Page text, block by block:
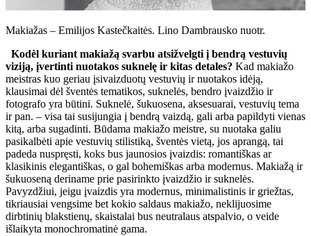
Makiažas – Emilijos Kastečkaitės. Lino Dambrausko nuotr.
Kodėl kuriant makiažą svarbu atsižvelgti į bendrą vestuvių
viziją, įvertinti nuotakos suknelę ir kitas detales? Kad makiažo
meistras kuo geriau įsivaizduotų vestuvių ir nuotakos idėją,
klausimai dėl šventės tematikos, suknelės, bendro įvaizdžio ir
fotografo yra būtini. Suknelė, šukuosena, aksesuarai, vestuvių tema
ir pan. – visa tai susijungia į bendrą vaizdą, gali arba papildyti vienas
kitą, arba sugadinti. Būdama makiažo meistre, su nuotaka galiu
pasikalbėti apie vestuvių stilistiką, šventės vietą, jos aprangą, tai
padeda nuspręsti, koks bus jaunosios įvaizdis: romantiškas ar
klasikinis elegantiškas, o gal bohemiškas arba modernus. Makiažą ir
šukuoseną deriname prie pasirinkto įvaizdžio ir suknelės.
Pavyzdžiui, jeigu įvaizdis yra modernus, minimalistinis ir griežtas,
tikriausiai vengsime bet kokio saldaus makiažo, neklijuosime
dirbtinių blakstienų, skaistalai bus neutralaus atspalvio, o veide
išlaikyta monochromatinė gama.